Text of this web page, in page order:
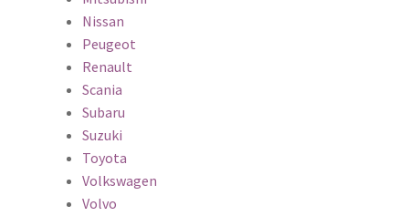
Nissan
Peugeot
Renault
Scania
Subaru
Suzuki
Toyota
Volkswagen
Volvo